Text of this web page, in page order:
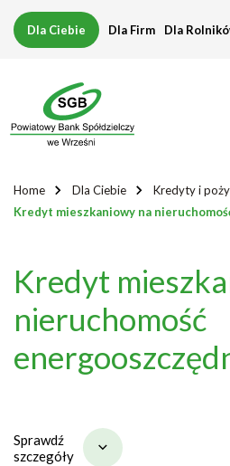
Kredyt
mieszkaniowy
nieruchomość
Dla Ciebie Dla Firm Dla
Home Dla Ciebie
Kredyty i
Kredyt mieszkaniowy na
Kredyt
nieruchomość
Sprawdź
szczegóły